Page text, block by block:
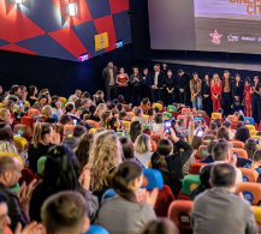
40 km/h. Nu s-a prăbușit,
încât nu a mai putut fi
fier vechi a doua zi. Asta
vorbim despre preferințe
funcționalitate reală.
Aluminiul, pe